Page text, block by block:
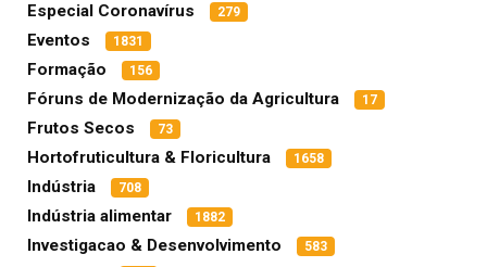
Especial Coronavírus 279
Eventos 1831
Formação 156
Fóruns de Modernização da Agricultura 17
Frutos Secos 73
Hortofruticultura & Floricultura 1658
Indústria 708
Indústria alimentar 1882
Investigacao & Desenvolvimento 583